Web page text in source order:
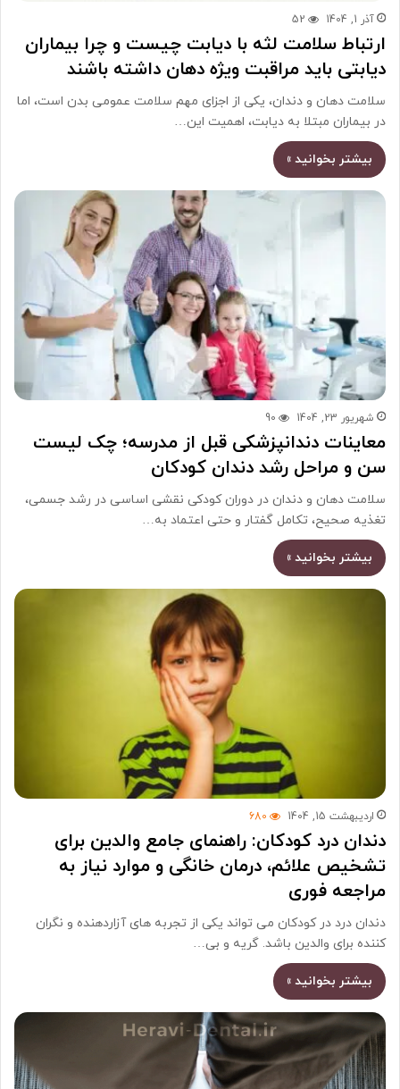
آذر 1, 1404 52
ارتباط سلامت لثه با دیابت چیست و چرا بیماران
دیابتی باید مراقبت ویژه دهان داشته باشند
سلامت دهان و دندان، یکی از اجزای مهم سلامت عمومی بدن است، اما
در بیماران مبتلا به دیابت، اهمیت این…
بیشتر بخوانید »
شهریور 23, 1404 90
معاینات دندانپزشکی قبل از مدرسه؛ چک لیست
سن و مراحل رشد دندان کودکان
سلامت دهان و دندان در دوران کودکی نقشی اساسی در رشد جسمی،
تغذیه صحیح، تکامل گفتار و حتی اعتماد به…
بیشتر بخوانید »
اردیبهشت 15, 1404 680
دندان درد کودکان: راهنمای جامع والدین برای
تشخیص علائم، درمان خانگی و موارد نیاز به
مراجعه فوری
دندان درد در کودکان می تواند یکی از تجربه های آزاردهنده و نگران
کننده برای والدین باشد. گریه و بی…
بیشتر بخوانید »